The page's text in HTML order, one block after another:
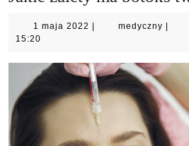
1 maja 2022 1
medyczny
15:20